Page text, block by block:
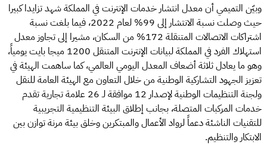
وبيّن التميمي أن معدل انتشار خدمات الإنترنت في المملكة شهد تزايدا كبيرا
حيث وصلت نسبة الانتشار إلى 99% لعام 2022، فيما بلغت نسبة
اشتراكات الاتصالات المتنقلة 172% من السكان، مشيرا إلى تجاوز معدل
استهلاك الفرد في المملكة لبيانات الإنترنت المتنقل 1200 ميجا بايت يومياً،
وهو ما يعادل ثلاثة أضعاف المعدل اليومي العالمي، كما ساهمت الهيئة في
تعزيز الجهود التشاركية الوطنية من خلال التعاون مع الهيئة العامة للنقل
ولجنة التنظيمات الوطنية لإصدار 12 موافقة لـ 26 علامة تجارية تقدم
خدمات المركبات المتصلة، بجانب إطلاق البيئة التنظيمية التجريبية
للتقنيات الناشئة دعماً لرواد الأعمال والمبتكرين وخلق بيئة مرنة توازن بين
الابتكار والتنظيم.